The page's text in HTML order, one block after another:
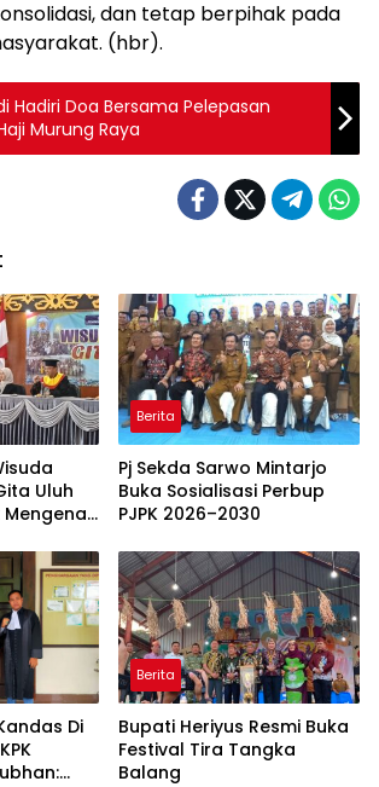
dan tetap berpihak pada
(hbr).
Hadiri Doa Bersama Pelepasan
Murung Raya
Uluh
Berita
Pj Sekda Sarwo Mintarjo
Buka Sosialisasi Perbup
PJPK 2026–2030
Di
Berita
Bupati Heriyus Resmi Buka
Festival Tira Tangka
Balang